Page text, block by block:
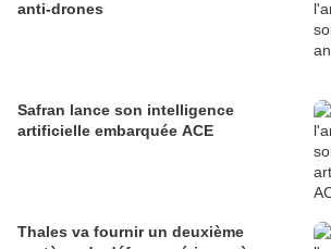
anti-drones
Safran lance son intelligence
artificielle embarquée ACE
Thales va fournir un deuxième